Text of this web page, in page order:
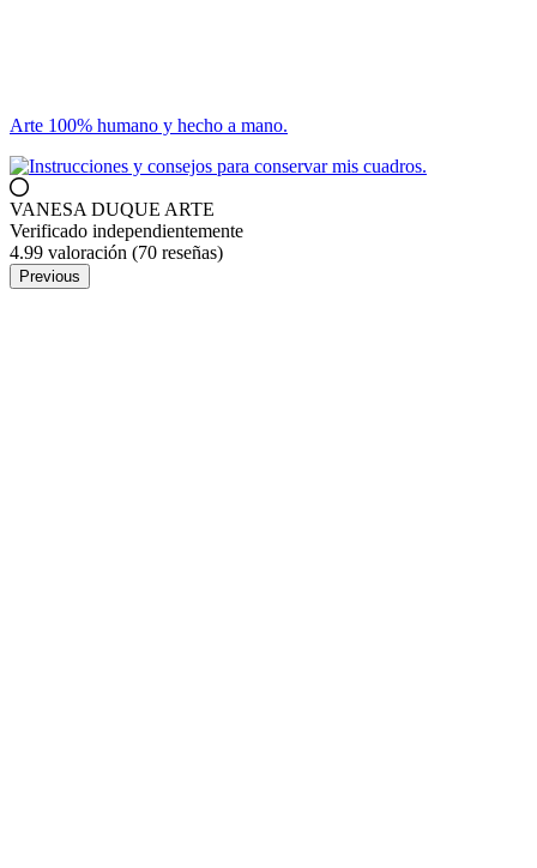
Arte 100% humano y hecho a mano.
VANESA DUQUE ARTE
Verificado independientemente
4.99 valoración (70 reseñas)
Previous